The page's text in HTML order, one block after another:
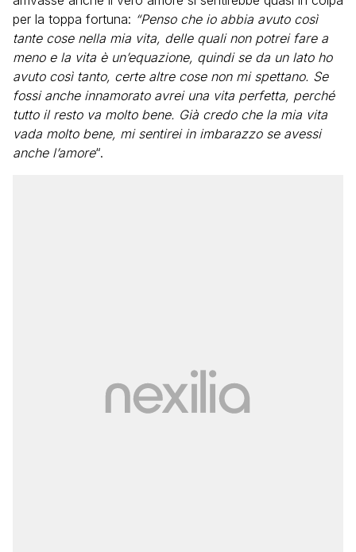
per la toppa fortuna: “Penso che io abbia avuto così
tante cose nella mia vita, delle quali non potrei fare a
meno e la vita è un’equazione, quindi se da un lato ho
avuto così tanto, certe altre cose non mi spettano. Se
fossi anche innamorato avrei una vita perfetta, perché
tutto il resto va molto bene. Già credo che la mia vita
vada molto bene, mi sentirei in imbarazzo se avessi
anche l’amore“.